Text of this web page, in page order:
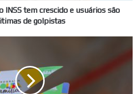
INSS tem crescido e usuários são
de golpistas